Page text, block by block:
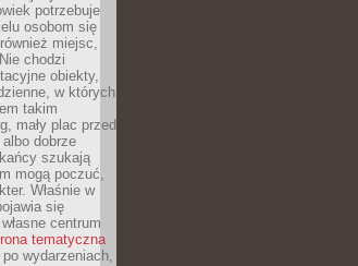
potrzebuje
osobom się
miejsc,
chodzi
obiekty,
w których
takim
mały plac przed
dobrze
szukają
mogą poczuć,
Właśnie w
się
centrum
tematyczna
wydarzeniach,